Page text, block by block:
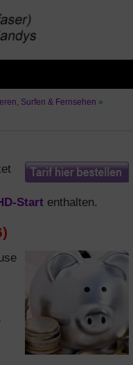
Surfen & Fernsehen »
Start enthalten.